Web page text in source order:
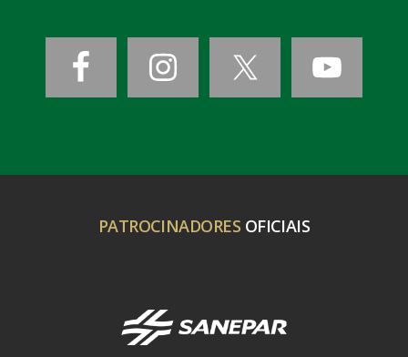
PATROCINADORES OFICIAIS